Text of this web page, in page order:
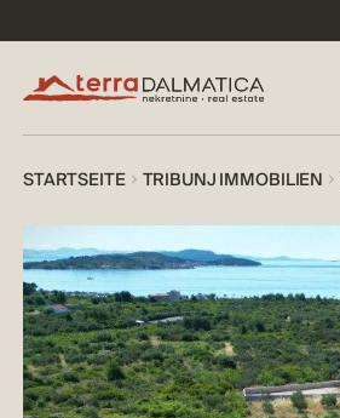
STARTSEITE TRIBUNJ IMMOBILIEN